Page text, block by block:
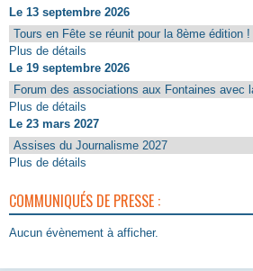
Le 13 septembre 2026
Tours en Fête se réunit pour la 8ème édition !
Plus de détails
Le 19 septembre 2026
Forum des associations aux Fontaines avec
Plus de détails
Le 23 mars 2027
Assises du Journalisme 2027
Plus de détails
COMMUNIQUÉS DE PRESSE :
Aucun évènement à afficher.